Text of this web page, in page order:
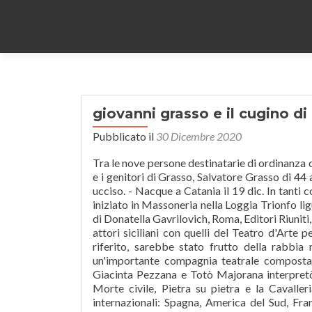
giovanni grasso e il cugino di
Pubblicato il 30 Dicembre 2020
Tra le nove persone destinatarie di ordinanza ci sono anche Giovanni Grasso detto Ivan, 23enne cugino di Ugo Russo, e i genitori di Grasso, Salvatore Grasso di 44 anni e Maria Pia Russo di 43 anni, rispettivamente zio e zia del 15enne ucciso. - Nacque a Catania il 19 dic. In tanti contestavano la casa della donna in “stile Gomorra”. Il 20 luglio 1904 fu iniziato in Massoneria nella Loggia Trionfo ligure di Genova[9]. Vsevolod Mejerchol'd, La rivoluzione teatrale, a cura di Donatella Gavrilovich, Roma, Editori Riuniti, 2001 (terza edizione), p. 346. L'obiettivo era quello di far incontrare gli attori siciliani con quelli del Teatro d'Arte per osservare da vicino le rispettive tecniche recitative. Il blitz, hanno riferito, sarebbe stato frutto della rabbia maturata per la morte di Ugo. Al fianco del famoso poeta e con un'importante compagnia teatrale composta fra gli altri da Virginia Balistrieri, Angelo Musco, Rocco Spadaro, Giacinta Pezzana e Totò Majorana interpretò diverse opere di successo come il Berretto a sonagli, Feudalesimo, Morte civile, Pietra su pietra e la Cavalleria rusticana recitando sui più importanti palcoscenici d'Italia e poi internazionali: Spagna, America del Sud, Francia, Inghilterra, Germania, Russia, Stati Uniti. Edward Gordon Craig spettatore di Giovanni Grasso. Secondo quanto riferito dal testimone avrebbero agito per rabbia. Che qualche scivolata ha consegnato lui stesso ai posteri. Giovanni Grasso (Catania, 19 dicembre 1873 – Catania, 14 ottobre 1930) è stato un attore teatrale e attore cinematografico italiano. Aurélien Lugné-Poe, La Parade, vol. Il cugino di Andrea Agnelli ha dedicato qualche parola al numero 10 della Juventus, che ieri ha scoperto di essere positivo al Coronavirus. 551 Visite / 0 Commenti / Recitò anche nel cinema muto di cui viene considerato un pioniere nell'ambito internazionale con la pellicola diretta da Nino Martoglio Sperduti nel buio. cortoin.screenweek.it/archivio/cronologico/2011/08/giovanni-grasso.php Rappresenta il momento clou del carnevale modenese, quello più atteso e partecipato: stiamo parlando dello “sproloquio” di Sandrone e della famiglia Pavironica dal balcone del Municipio il giorno di Giovedì Grasso.. Un appuntamento atteso dai modenesi che rivivono ogni anno una tradizione radicata. Grasso, Giovanni.. - Attore del teatro dialettale siciliano ( Catania 1873 - ivi 1930); iniziò, sotto la guida del padre, la sua attività come marionettista; formata poi una sua compagnia, rappresentò dapprima opere drammatiche siciliane (di G. Verga , L. Capuana , N. Martoglio , ecc.) Era noto anche come Giovanni Grasso senior, per distinguerlo dal cugino minore omonimo, conosciuto come Giovanni Grasso junior. [5] Lo stesso Mejerchol'd avrebbe dedicato a Grasso il suo étude del "Salto sul petto". Nato a Catania da una famiglia di teatranti, era cugino dell'omonimo Giovanni Grasso (1873-1930), attore del teatro dialettale siciliano; all'inizio della carriera aggiunse al suo nome la definizione di "junior" per non essere confuso con il più famoso attore. L’Atalanta continua a scrivere la propria storia e in un momento non facile per il nostro Paese, riesce a strappare quantomeno un piccolo sorriso a tutto il movimento sportivo italiano e in particolare al mondo del calcio. Proseguono le indagini per identificare anche gli autori di quel raid. document.getElementById("comment").setAttribute( "id", "ab246f7bf10be777e7010d66e510e187" );document.getElementById("ed3beb535e").setAttribute( "id", "comment" ); Napolitan è una testata giornalistica registrata, il decesso avvenuto all’ospedale Pellegrini di Napoli del 15enne dei Quartieri Spagnoli di Napoli Ugo Russo, raid che ha distrutto il Pronto Soccorso dell’Ospedale Pellegrini di Napoli, Tutto pronto a Napoli per la 26.ma edizione del Concerto dell’Epifania,